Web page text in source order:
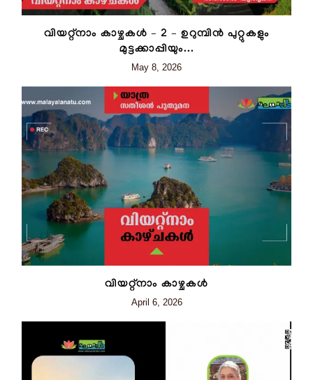
വിയറ്റ്നാം കാഴ്ചകള്‍ – 2 – ഉറുമ്പിന്‍ പുറ്റുകളും
മുട്ടക്കാപ്പിയും...
May 8, 2026
വിയറ്റ്നാം കാഴ്ചകൾ
April 6, 2026